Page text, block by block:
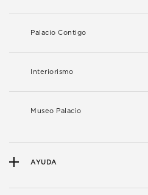
Palacio Contigo
Interiorismo
Museo Palacio
AYUDA